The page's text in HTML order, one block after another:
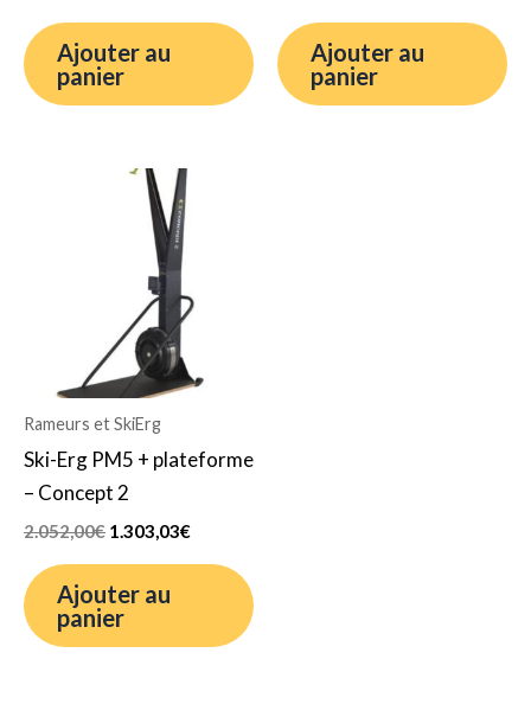
Ajouter au
panier
Ajouter au
panier
Rameurs et SkiErg
Ski-Erg PM5 + plateforme
– Concept 2
2.052,00€
initial
était :
2.052,00€.
1.303,03€
Ajouter au
panier